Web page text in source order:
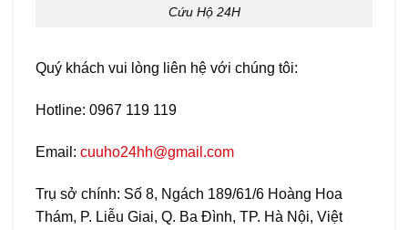
Cứu Hộ 24H
Quý khách vui lòng liên hệ với chúng tôi:
Hotline: 0967 119 119
Email: cuuho24hh@gmail.com
Trụ sở chính: Số 8, Ngách 189/61/6 Hoàng Hoa
Thám, P. Liễu Giai, Q. Ba Đình, TP. Hà Nội, Việt